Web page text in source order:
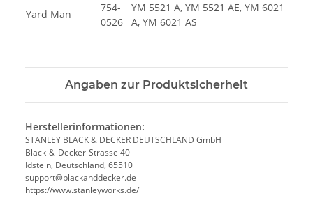
Yard Man
754-
0526
YM 5521 A, YM 5521 AE, YM 6021
A, YM 6021 AS
Angaben zur Produktsicherheit
Herstellerinformationen:
STANLEY BLACK & DECKER DEUTSCHLAND GmbH
Black-&-Decker-Strasse 40
Idstein, Deutschland, 65510
support@blackanddecker.de
https://www.stanleyworks.de/